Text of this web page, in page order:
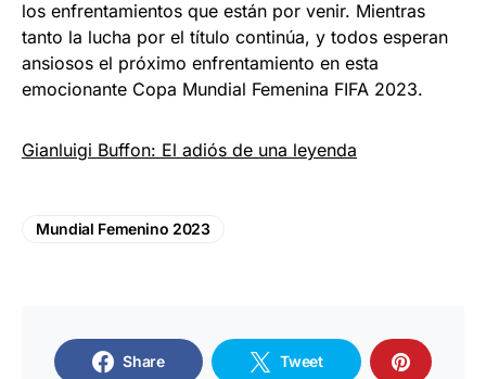
los enfrentamientos que están por venir. Mientras
tanto la lucha por el título continúa, y todos esperan
ansiosos el próximo enfrentamiento en esta
emocionante Copa Mundial Femenina FIFA 2023.
Gianluigi Buffon: El adiós de una leyenda
Mundial Femenino 2023
Share Tweet